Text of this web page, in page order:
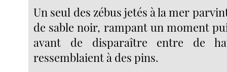
Un seul des zébus jetés à la mer
de sable noir, rampant un moment
avant de disparaître entre de
ressemblaient à des pins.